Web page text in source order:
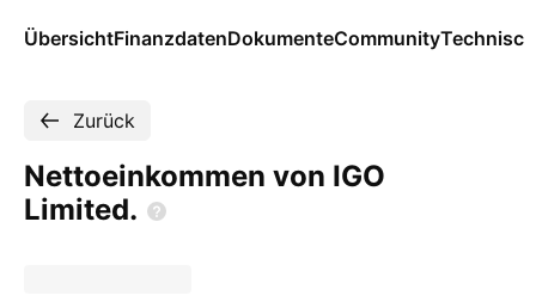
ÜbersichtFinanzdatenDokumenteCommunity
Zurück
Nettoeinkommen von IGO
Limited.